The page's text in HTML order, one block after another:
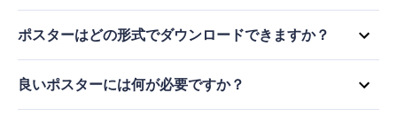
ポスターはどの形式でダウンロードできますか？
現在、当社のポスター作成ツールはPDFとJPGの2つのフォーマ
ットに対応しています。無料ユーザーの方は標準品質のJPGで、
登録されている方は高品質のJPGと標準的なPDFでデザインを
ダウンロードすることができます。
良いポスターには何が必要ですか？
ほとんどのポスターは宣伝目的で作成されているため、宣伝する